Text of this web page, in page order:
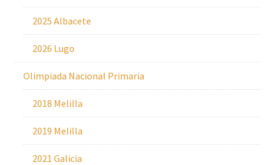
2025 Albacete
2026 Lugo
Olimpiada Nacional Primaria
2018 Melilla
2019 Melilla
2021 Galicia